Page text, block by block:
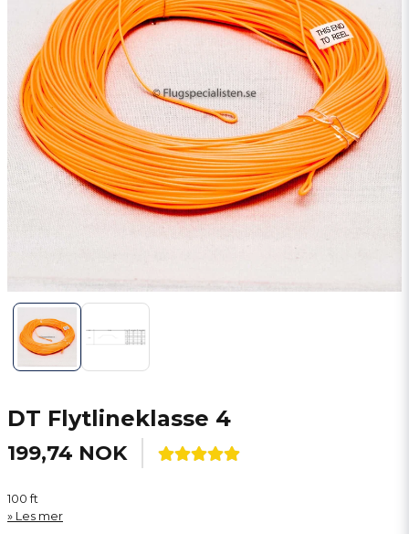
DT Flytlineklasse 4
199,74 NOK
100 ft
Les mer